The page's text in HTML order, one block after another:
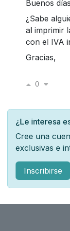
Buenos
¿Sabe
al imprimir
con el IVA
Gracias,
0
¿Le interesa
Cree una
exclusivas e
Inscribirse